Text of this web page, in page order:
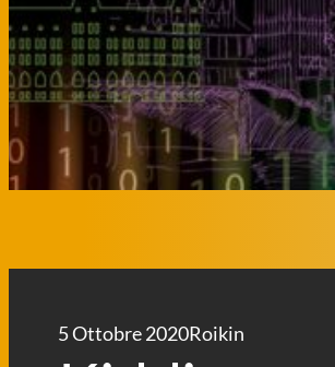
5 Ottobre 2020Roikin